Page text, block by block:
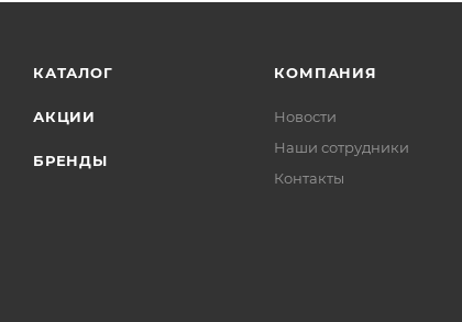
КАТАЛОГ
АКЦИИ
БРЕНДЫ
КОМПАНИЯ
Новости
Наши сотрудники
Контакты